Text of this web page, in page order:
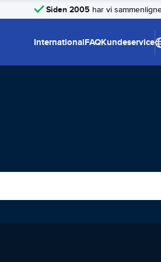
Siden 2005 har vi
InternationalFAQKundeservice